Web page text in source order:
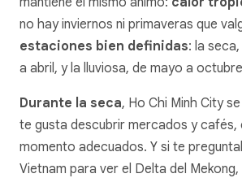
no hay inviernos ni primaveras que
estaciones bien definidas: la
a abril, y la lluviosa, de mayo a
Durante la seca, Ho Chi Minh City
te gusta descubrir mercados y cafés,
momento adecuados. Y si te
Vietnam para ver el Delta del